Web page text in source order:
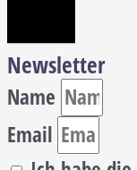
Newsletter
Name
Email